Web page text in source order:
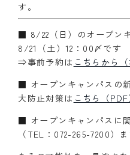
す。
■ 8/22（日）のオープン
8/21（土）12：00〆です
⇒事前予約は こちらから（
■ オープンキャンパスの
大防止対策は こちら（PDF
■ オープンキャンパスに
（TEL：072-265-7200）